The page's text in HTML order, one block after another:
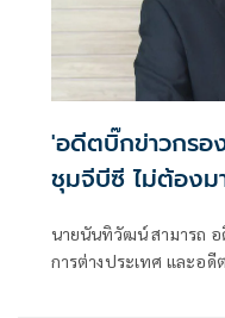
'อดีตบิ๊กข่าวกรอ
ชุมจีบีซี ไม่ต้องม
นายนันทิวัฒน์ สามารถ อ
การต่างประเทศ และอดี